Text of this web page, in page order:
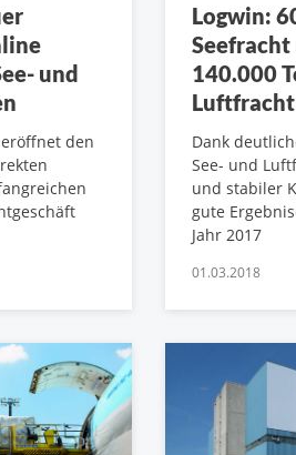
und
den
Logwin:
Seefracht
140.000
Luftfracht
Dank
See- und
und stabiler
gute
Jahr 2017
01.03.2018